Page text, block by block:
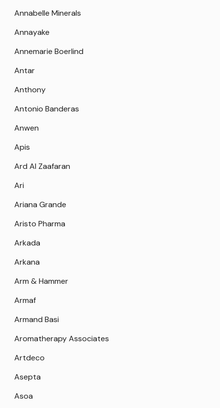
Annabelle Minerals
Annayake
Annemarie Boerlind
Antar
Anthony
Antonio Banderas
Anwen
Apis
Ard Al Zaafaran
Ari
Ariana Grande
Aristo Pharma
Arkada
Arkana
Arm & Hammer
Armaf
Armand Basi
Aromatherapy Associates
Artdeco
Asepta
Asoa